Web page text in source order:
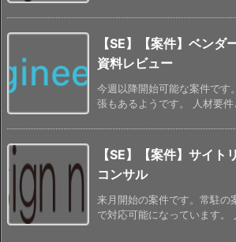
【SE】【案件】ベンダ
資料レビュー
今週以降開始可能な案件です
張もあるようです。 人材要
【SE】【案件】サイト
コンサル
来月開始の案件です。常駐の
で対応可能になっています。